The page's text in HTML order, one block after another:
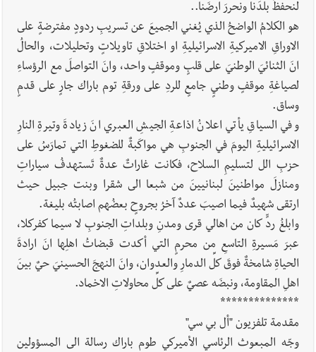
لنحفظَ بلدَنا ونحررَ ارضَنا..
هو الكلامُ الواضحُ الذي يُغني الجميعَ عن تسريبِ ردودٍ مفترضةٍ على
الاوراقِ الاميركيةِ الاسرائيليةِ او اختلاقِ تاويلاتٍ وتحليلات، والحالُ
انَ الثنائيَ الوطنيَ على قلبٍ وموقفٍ واحد، وانَ التواصلَ مع الرؤساءِ
لصياغةِ موقفٍ وطنيٍ جامعٍ للردِ على ورقةِ توم باراك جارٍ على قدمٍ
وساق.
وفي السياقِ يأتي اعلانُ اذاعةِ الجيشِ العبري انَ زيادةَ وتيرةِ النارِ
الاسرائيليةِ اليومَ في الجنوبِ هي مواكَبةٌ للضغوطِ التي تمارَسُ على
حزبِ الل لتسليمِ السلاح، فكانت غاراتٌ عدةٌ تَستهدفُ سياراتِ
ومنازلَ مواطنينَ لبنانيينَ من شبعا الى شقرا وبنت جبيل حيث
ارتقى شهيدٌ فيما اصيبَ عددٌ آخرُ بجروحٍ بعضُهم اصابتُه بليغة.
وابلغُ ردٍّ كان من اهالي قرى ومدنِ وبلداتِ الجنوبِ لا سيما كفركلا،
عبرَ مَسيرةِ التاسعِ من محرمٍ التي أكدت قبضاتُ اهلِها انَ ارادةَ
الحياةِ شامخةٌ فوقَ كلِّ الدمارِ والعدوان، وانَ النهجَ الحسينيَ حيٌ بينَ
اهلِ المقاومة، ونبضَه عصيٌ على كلِّ محاولاتِ الاخماد.
**************
مقدمة تلفزيون "أل بي سي"
وجّه المبعوث الرئاسي الأميركي طوم باراك رسالة الى المسؤولين